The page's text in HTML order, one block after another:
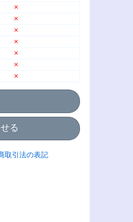
×
×
×
×
×
×
×
る
取引法の表記